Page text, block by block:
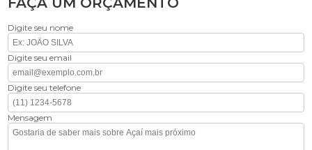
Digite seu nome
Digite seu email
Digite seu telefone
Mensagem